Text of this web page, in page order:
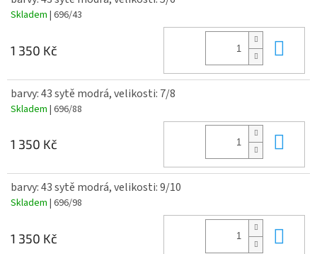
Skladem | 696/43
1 350 Kč
barvy: 43 sytě modrá, velikosti: 7/8
Skladem | 696/88
1 350 Kč
barvy: 43 sytě modrá, velikosti: 9/10
Skladem | 696/98
1 350 Kč